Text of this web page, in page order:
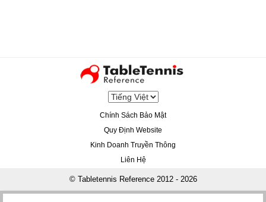
Chính Sách Bảo Mật
Quy Định Website
Kinh Doanh Truyền Thông
Liên Hệ
© Tabletennis Reference 2012 - 2026